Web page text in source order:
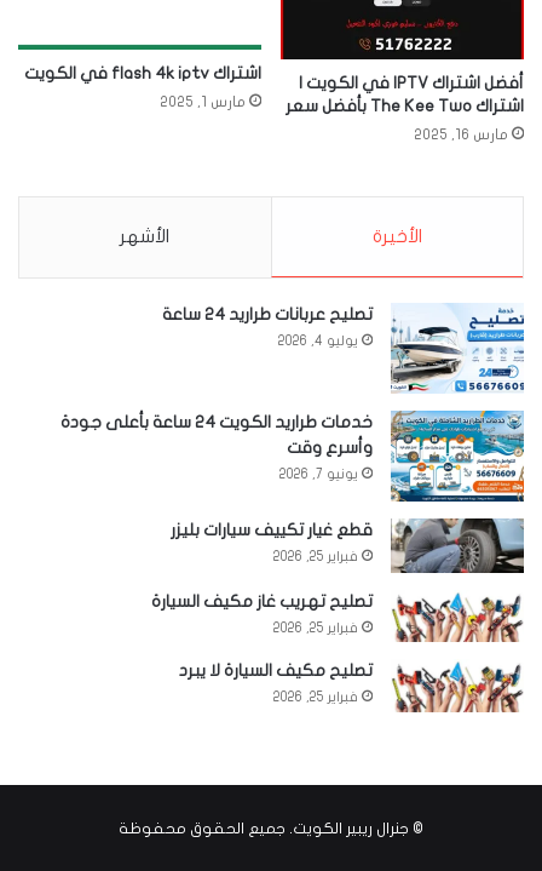
أفضل اشتراك IPTV في الكويت |
اشتراك The Kee Two بأفضل سعر
مارس 16, 2025
اشتراك flash 4k iptv في الكويت
مارس 1, 2025
الأخيرة الأشهر
تصليح عربانات طراريد 24 ساعة
يوليو 4, 2026
خدمات طراريد الكويت 24 ساعة بأعلى جودة
وأسرع وقت
يونيو 7, 2026
قطع غيار تكييف سيارات بليزر
فبراير 25, 2026
تصليح تهريب غاز مكيف السيارة
فبراير 25, 2026
تصليح مكيف السيارة لا يبرد
فبراير 25, 2026
© جنرال ريبير الكويت. جميع الحقوق محفوظة